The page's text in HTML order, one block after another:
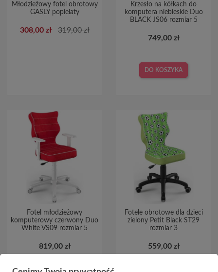
Młodzieżowy fotel obrotowy
GASLY popielaty
308,00 zł 319,00 zł
Krzesło na kółkach do
komputera niebieskie Duo
BLACK JS06 rozmiar 5
749,00 zł
DO KOSZYKA
Fotel młodzieżowy
komputerowy czerwony Duo
White VS09 rozmiar 5
819,00 zł
Fotele obrotowe dla dzieci
zielony Petit Black ST29
rozmiar 3
559,00 zł